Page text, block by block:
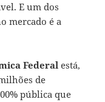
E um dos
mercado é a
Federalestá,
de
pública que